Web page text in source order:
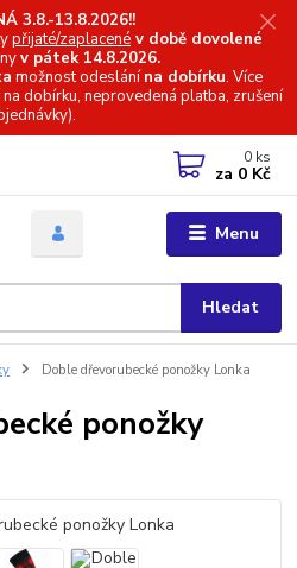
3.8.-13.8.2026!!
přijaté/zaplacené v době dovolené
v pátek 14.8.2026.
možnost odeslánína dobírku. Více
dobírku, neprovedená platba, zrušení
Menu
Hledat
0 ks
za 0 Kč
Doble dřevorubecké ponožky Lonka
ponožky